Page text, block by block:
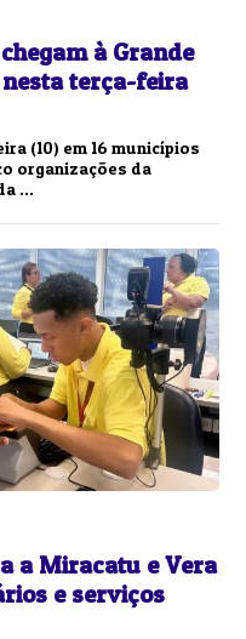
à Grande
terça-feira
(10) em 16 municípios
organizações da
...
a Miracatu e Vera
e serviços